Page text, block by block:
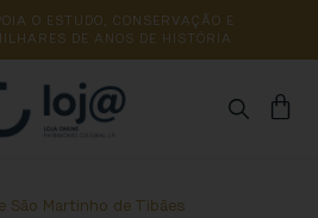
O ESTUDO, CONSERVAÇÃO E
DE ANOS DE HISTÓRIA
São Martinho de Tibães